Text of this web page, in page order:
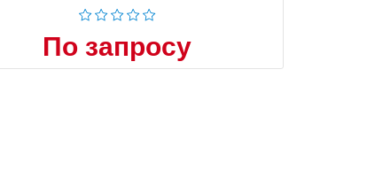
По запросу